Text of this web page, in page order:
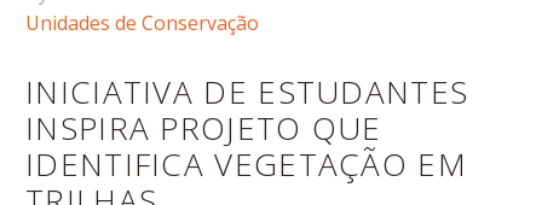
Unidades de Conservação
INICIATIVA DE ESTUDANTES
INSPIRA PROJETO QUE
IDENTIFICA VEGETAÇÃO EM